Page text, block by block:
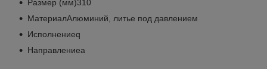
Размер (мм)310
МатериалАлюминий, литье под давлением
Исполнениеq
Направлениеa